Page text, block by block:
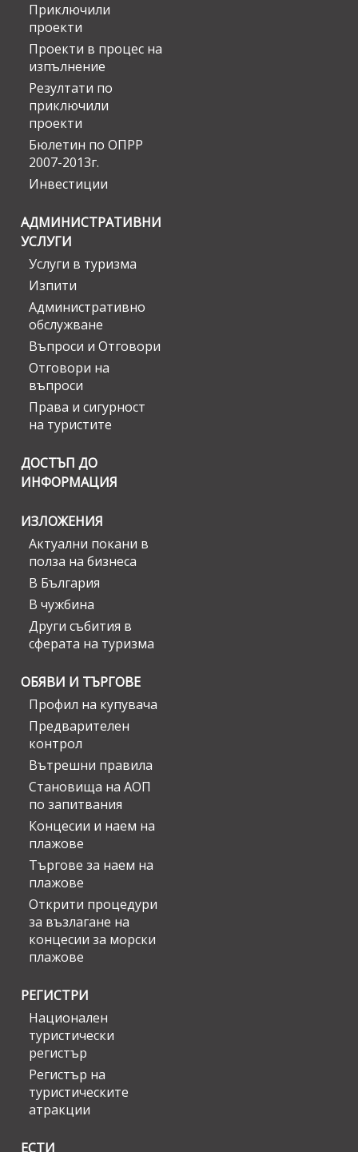
Приключили
проекти
Проекти в процес на
изпълнение
Резултати по
приключили
проекти
Бюлетин по ОПРР
2007-2013г.
Инвестиции
АДМИНИСТРАТИВНИ
УСЛУГИ
Услуги в туризма
Изпити
Административно
обслужване
Въпроси и Отговори
Отговори на
въпроси
Права и сигурност
на туристите
ДОСТЪП ДО
ИНФОРМАЦИЯ
ИЗЛОЖЕНИЯ
Актуални покани в
полза на бизнеса
В България
В чужбина
Други събития в
сферата на туризма
ОБЯВИ И ТЪРГОВЕ
Профил на купувача
Предварителен
контрол
Вътрешни правила
Становища на АОП
по запитвания
Концесии и наем на
плажове
Търгове за наем на
плажове
Открити процедури
за възлагане на
концесии за морски
плажове
РЕГИСТРИ
Национален
туристически
регистър
Регистър на
туристическите
атракции
ЕСТИ